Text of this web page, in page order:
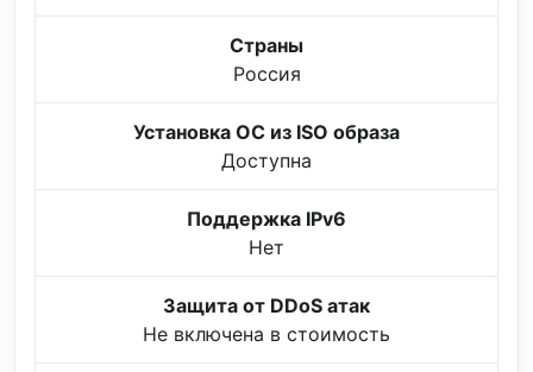
Страны
Россия
Установка ОС из ISO образа
Доступна
Поддержка IPv6
Нет
Защита от DDoS атак
Не включена в стоимость